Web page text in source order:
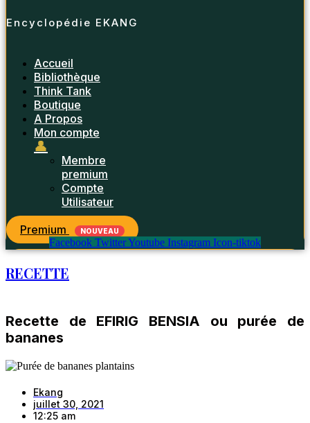
Encyclopédie EKANG
Accueil
Bibliothèque
Think Tank
Boutique
A Propos
Mon compte
👤
Membre
premium
Compte
Utilisateur
Premium
NOUVEAU
Facebook TwitterYoutube Instagram Icon-tiktok
RECETTE
Recette de EFIRIG BENSIA ou purée de
bananes
Ekang
juillet 30, 2021
12:25 am